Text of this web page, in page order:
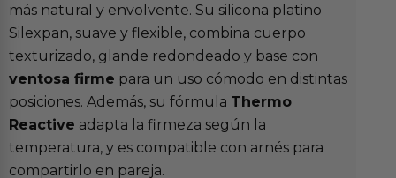
más natural y envolvente. Su silicona platino
Silexpan, suave y flexible, combina cuerpo
texturizado, glande redondeado y base con
ventosa firme para un uso cómodo en distintas
posiciones. Además, su fórmula Thermo
Reactive adapta la firmeza según la
temperatura, y es compatible con arnés para
compartirlo en pareja.